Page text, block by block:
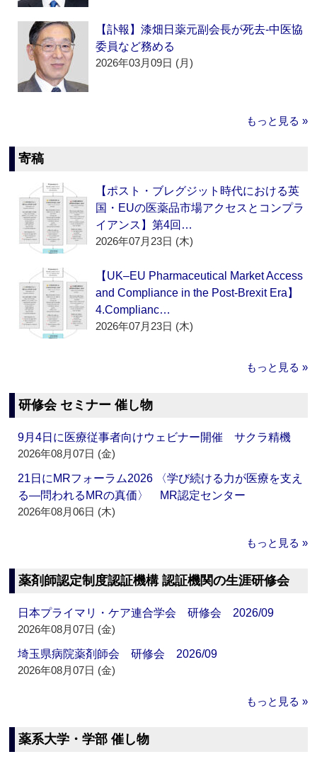
【訃報】漆畑日薬元副会長が死去‐中医協
委員など務める
2026年03月09日 (月)
もっと見る »
寄稿
【ポスト・ブレグジット時代における英
国・EUの医薬品市場アクセスとコンプラ
イアンス】第4回…
2026年07月23日 (木)
【UK–EU Pharmaceutical Market Access
and Compliance in the Post-Brexit Era】
4.Complianc…
2026年07月23日 (木)
もっと見る »
研修会 セミナー 催し物
9月4日に医療従事者向けウェビナー開催 サクラ精機
2026年08月07日 (金)
21日にMRフォーラム2026 〈学び続ける力が医療を支え
る―問われるMRの真価〉 MR認定センター
2026年08月06日 (木)
もっと見る »
薬剤師認定制度認証機構 認証機関の生涯研修会
日本プライマリ・ケア連合学会 研修会 2026/09
2026年08月07日 (金)
埼玉県病院薬剤師会 研修会 2026/09
2026年08月07日 (金)
もっと見る »
薬系大学・学部 催し物